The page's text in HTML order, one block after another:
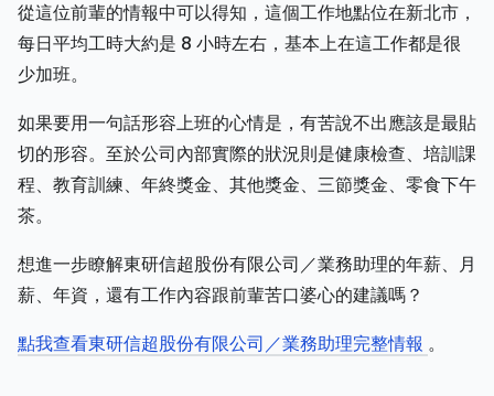
從這位前輩的情報中可以得知，這個工作地點位在新北市，
每日平均工時大約是 8 小時左右，基本上在這工作都是很
少加班。
如果要用一句話形容上班的心情是，有苦說不出應該是最貼
切的形容。至於公司內部實際的狀況則是健康檢查、培訓課
程、教育訓練、年終獎金、其他獎金、三節獎金、零食下午
茶。
想進一步瞭解東研信超股份有限公司／業務助理的年薪、月
薪、年資，還有工作內容跟前輩苦口婆心的建議嗎？
點我查看東研信超股份有限公司／業務助理完整情報 。